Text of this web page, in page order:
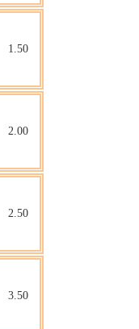
1.50
2.00
2.50
3.50